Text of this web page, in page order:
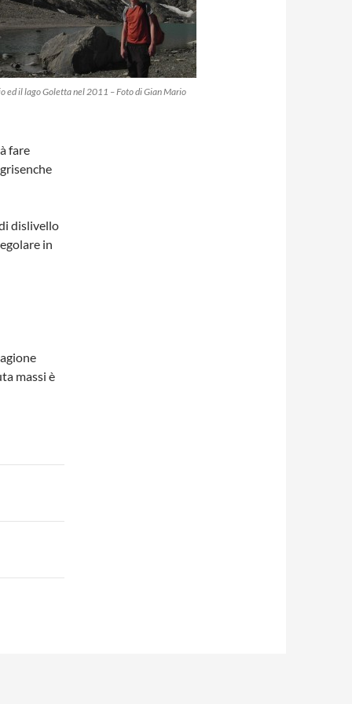
ed il lago Goletta nel 2011 – Foto di Gian Mario
fare
dislivello
in
massi è